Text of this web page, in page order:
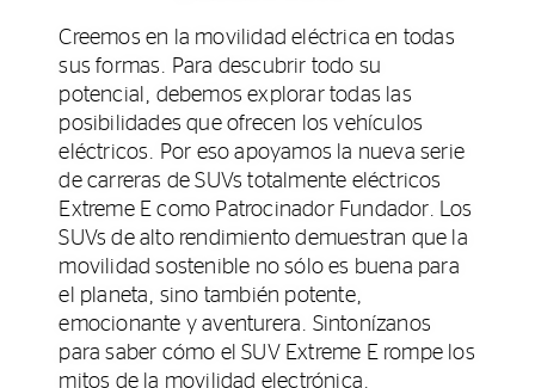
Creemos en la movilidad eléctrica en todas
sus formas. Para descubrir todo su
potencial, debemos explorar todas las
posibilidades que ofrecen los vehículos
eléctricos. Por eso apoyamos la nueva serie
de carreras de SUVs totalmente eléctricos
Extreme E como Patrocinador Fundador. Los
SUVs de alto rendimiento demuestran que la
movilidad sostenible no sólo es buena para
el planeta, sino también potente,
emocionante y aventurera. Sintonízanos
para saber cómo el SUV Extreme E rompe los
mitos de la movilidad electrónica.